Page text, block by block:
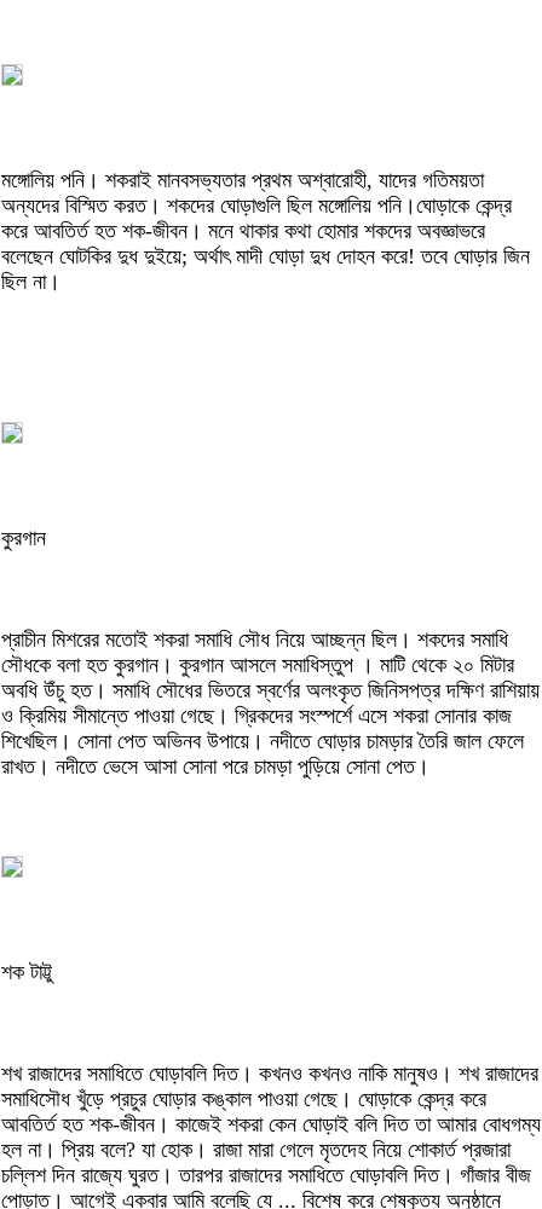
মঙ্গোলিয় পনি। শকরাই মানবসভ্যতার প্রথম অশ্বারোহী, যাদের গতিময়তা
অন্যদের বিস্মিত করত। শকদের ঘোড়াগুলি ছিল মঙ্গোলিয় পনি।ঘোড়াকে কেন্দ্র
করে আবতির্ত হত শক-জীবন। মনে থাকার কথা হোমার শকদের অবজ্ঞাভরে
বলেছেন ঘোটকির দুধ দুইয়ে; অর্থাৎ মাদী ঘোড়া দুধ দোহন করে! তবে ঘোড়ার জিন
ছিল না।
কুরগান
প্রাচীন মিশরের মতোই শকরা সমাধি সৌধ নিয়ে আচ্ছন্ন ছিল। শকদের সমাধি
সৌধকে বলা হত কুরগান। কুরগান আসলে সমাধিস্তুপ । মাটি থেকে ২০ মিটার
অবধি উঁচু হত। সমাধি সৌধের ভিতরে স্বর্ণের অলংকৃত জিনিসপত্র দক্ষিণ রাশিয়ায়
ও ক্রিমিয় সীমান্তে পাওয়া গেছে। গ্রিকদের সংস্পর্শে এসে শকরা সোনার কাজ
শিখেছিল। সোনা পেত অভিনব উপায়ে। নদীতে ঘোড়ার চামড়ার তৈরি জাল ফেলে
রাখত। নদীতে ভেসে আসা সোনা পরে চামড়া পুড়িয়ে সোনা পেত।
শক টাট্টু
শখ রাজাদের সমাধিতে ঘোড়াবলি দিত। কখনও কখনও নাকি মানুষও। শখ রাজাদের
সমাধিসৌধ খুঁড়ে প্রচুর ঘোড়ার কঙ্কাল পাওয়া গেছে। ঘোড়াকে কেন্দ্র করে
আবতির্ত হত শক-জীবন। কাজেই শকরা কেন ঘোড়াই বলি দিত তা আমার বোধগম্য
হল না। প্রিয় বলে? যা হোক। রাজা মারা গেলে মৃতদেহ নিয়ে শোকার্ত প্রজারা
চল্লিশ দিন রাজ্যে ঘুরত। তারপর রাজাদের সমাধিতে ঘোড়াবলি দিত। গাঁজার বীজ
পোড়াত। আগেই একবার আমি বলেছি যে ... বিশেষ করে শেষকৃত্য অনুষ্ঠানে